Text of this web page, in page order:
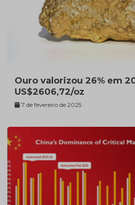
Ouro valorizou 26% em
US$2606,72/oz
7 de fevereiro de 2025